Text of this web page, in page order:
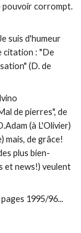
pouvoir corrompt.
suis d'humeur
citation : "De
(D. de
de pierres", de
(à L'Olivier)
mais, de grâce!
plus bien-
et news!) veulent
1995/96...